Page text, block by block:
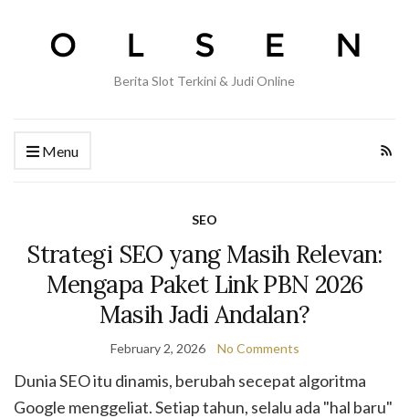
Berita Slot Terkini & Judi Online
Menu
SEO
Strategi SEO yang Masih Relevan:
Mengapa Paket Link PBN 2026
Masih Jadi Andalan?
February 2, 2026 No Comments
Dunia SEO itu dinamis, berubah secepat algoritma
Google menggeliat. Setiap tahun, selalu ada "hal baru"